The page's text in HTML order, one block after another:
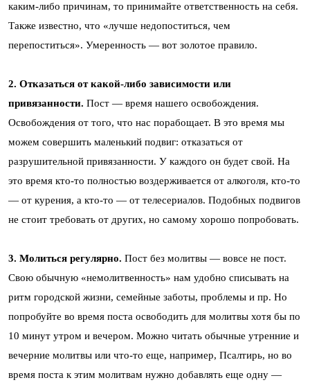
каким-либо причинам, то принимайте ответственность на себя.
Также известно, что «лучше недопоститься, чем
перепоститься». Умеренность — вот золотое правило.
2. Отказаться от какой-либо зависимости или
привязанности. Пост — время нашего освобождения.
Освобождения от того, что нас порабощает. В это время мы
можем совершить маленький подвиг: отказаться от
разрушительной привязанности. У каждого он будет свой. На
это время кто-то полностью воздерживается от алкоголя, кто-то
— от курения, а кто-то — от телесериалов. Подобных подвигов
не стоит требовать от других, но самому хорошо попробовать.
3. Молиться регулярно. Пост без молитвы — вовсе не пост.
Свою обычную «немолитвенность» нам удобно списывать на
ритм городской жизни, семейные заботы, проблемы и пр. Но
попробуйте во время поста освободить для молитвы хотя бы по
10 минут утром и вечером. Можно читать обычные утренние и
вечерние молитвы или что-то еще, например, Псалтирь, но во
время поста к этим молитвам нужно добавлять еще одну —